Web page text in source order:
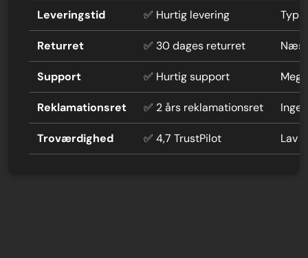
Leveringstid ✅ Hurtig levering
Returret ✅ 30 dages returret
Support ✅ Hurtig support
Reklamationsret ✅ 2 års reklamationsret
Troværdighed ✅ 4,7 TrustPilot Lav